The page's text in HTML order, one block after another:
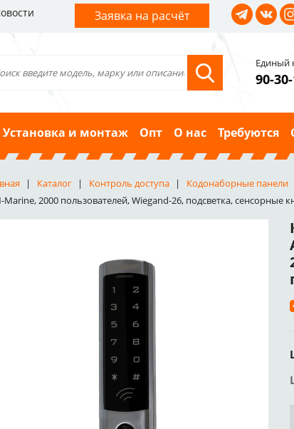
Заявка на расчёт
Единый
90-
Установка и монтаж Опт О нас Требуются
Каталог Контроль доступа Кодонаборные панели
Marine, 2000 пользователей, Wiegand-26, подсветка, сенсорные